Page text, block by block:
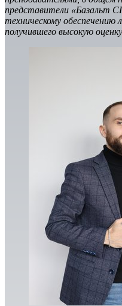
представители «Базальт
техническому
получившего высокую